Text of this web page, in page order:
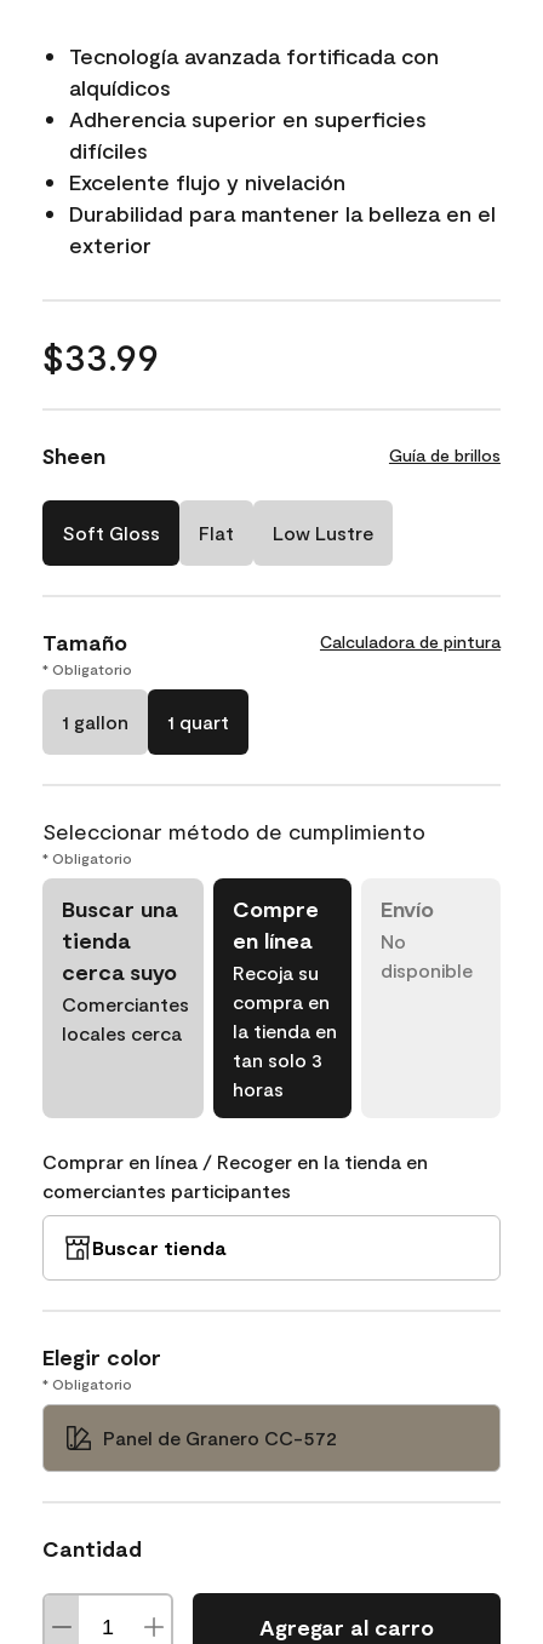
Tecnología avanzada fortificada con
alquídicos
Adherencia superior en superficies
difíciles
Excelente flujo y nivelación
Durabilidad para mantener la belleza en el
exterior
$33.99
Sheen Guía de brillos
Soft Gloss Flat Low Lustre
Tamaño Calculadora de pintura
* Obligatorio
1 gallon 1 quart
Seleccionar método de cumplimiento
* Obligatorio
Buscar una
tienda
cerca suyo
Comerciantes
locales cerca
Compre
en línea
Recoja su
compra en
la tienda en
tan solo 3
horas
Envío
No
disponible
Comprar en línea / Recoger en la tienda en
comerciantes participantes
Buscar tienda
Elegir color
* Obligatorio
Panel de Granero CC-572
Cantidad
Agregar al carro